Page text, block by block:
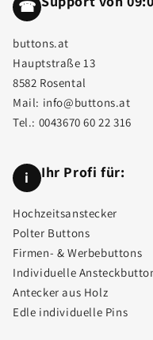
☎
buttons.at
Hauptstraße 13
8582 Rosental
Mail: info@buttons.at
Tel.: 0043670 60 22 316
i Ihr Profi für:
Hochzeitsanstecker
Polter Buttons
Firmen- & Werbebuttons
Individuelle
Antecker aus Holz
Edle individuelle Pins